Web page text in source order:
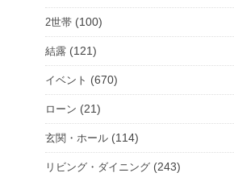
2世帯 (100)
結露 (121)
イベント (670)
ローン (21)
玄関・ホール (114)
リビング・ダイニング (243)